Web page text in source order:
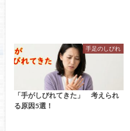
手足のしびれ
「手がしびれてきた」 考えられ
る原因5選！